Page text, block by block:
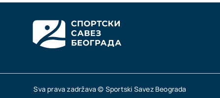
Sva prava zadržava © Sportski Savez Beograda